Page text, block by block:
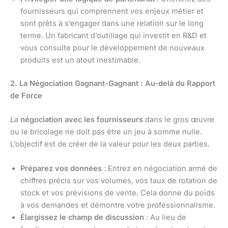
fournisseurs qui comprennent vos enjeux métier et
sont prêts à s’engager dans une relation sur le long
terme. Un fabricant d’outillage qui investit en R&D et
vous consulte pour le développement de nouveaux
produits est un atout inestimable.
2. La Négociation Gagnant-Gagnant : Au-delà du Rapport
de Force
La négociation avec les fournisseurs dans le gros œuvre
ou le bricolage ne doit pas être un jeu à somme nulle.
L’objectif est de créer de la valeur pour les deux parties.
Préparez vos données : Entrez en négociation armé de
chiffres précis sur vos volumes, vos taux de rotation de
stock et vos prévisions de vente. Cela donne du poids
à vos demandes et démontre votre professionnalisme.
Élargissez le champ de discussion : Au lieu de